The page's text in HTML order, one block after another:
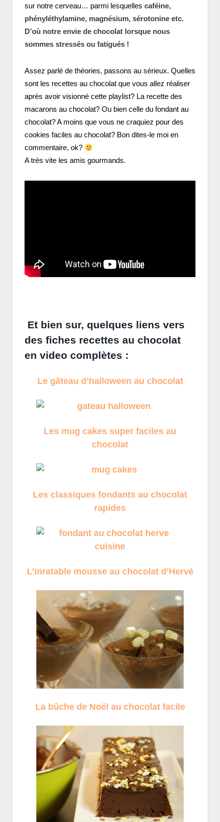
sur notre cerveau… parmi lesquelles caféine,
phényléthylamine, magnésium, sérotonine etc.
D’où notre envie de chocolat lorsque nous
sommes stressés ou fatigués !
Assez parlé de théories, passons au sérieux. Quelles
sont les recettes au chocolat que vous allez réaliser
après avoir visionné cette playlist? La recette des
macarons au chocolat? Ou bien celle du fondant au
chocolat? A moins que vous ne craquiez pour des
cookies faciles au chocolat? Bon dites-le moi en
commentaire, ok?
A très vite les amis gourmands.
Et bien sur, quelques liens vers
des fiches recettes au chocolat
en video complètes :
Le gâteau d’halloween au chocolat
Les mug cakes super faciles au
chocolat
Les classiques fondants au chocolat
rapides
L’inratable mousse au chocolat d’Hervé
La bûche de Noël au chocolat facile